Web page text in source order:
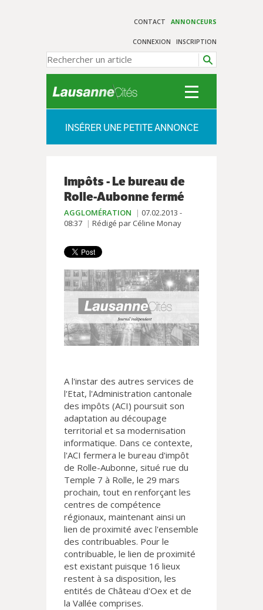
CONTACT ANNONCEURS
CONNEXION INSCRIPTION
INSÉRER UNE PETITE ANNONCE
Impôts - Le bureau de
Rolle-Aubonne fermé
AGGLOMÉRATION
07.02.2013 -
08:37
Rédigé par Céline Monay
A l'instar des autres services de
l'Etat, l'Administration cantonale
des impôts (ACI) poursuit son
adaptation au découpage
territorial et sa modernisation
informatique. Dans ce contexte,
l'ACI fermera le bureau d'impôt
de Rolle-Aubonne, situé rue du
Temple 7 à Rolle, le 29 mars
prochain, tout en renforçant les
centres de compétence
régionaux, maintenant ainsi un
lien de proximité avec l'ensemble
des contribuables. Pour le
contribuable, le lien de proximité
est existant puisque 16 lieux
restent à sa disposition, les
entités de Château d'Oex et de
la Vallée comprises.